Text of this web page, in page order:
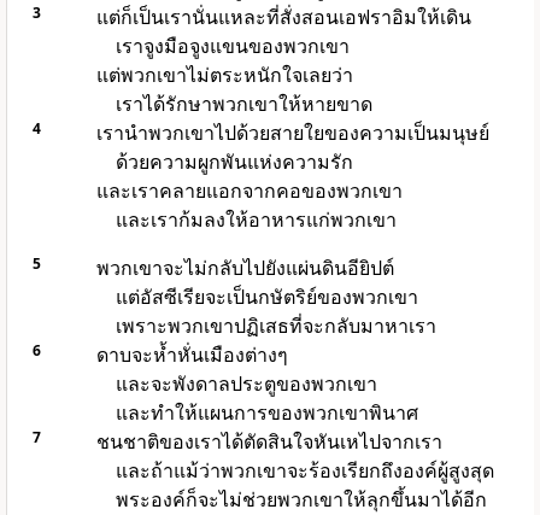
3
แต่ก็เป็นเรานั่นแหละที่สั่งสอนเอฟราอิมให้เดิน
เราจูงมือจูงแขนของพวกเขา
แต่พวกเขาไม่ตระหนักใจเลยว่า
เราได้รักษาพวกเขาให้หายขาด
4
เรานำพวกเขาไปด้วยสายใยของความเป็นมนุษย์
ด้วยความผูกพันแห่งความรัก
และเราคลายแอกจากคอของพวกเขา
และเราก้มลงให้อาหารแก่พวกเขา
5
พวกเขาจะไม่กลับไปยังแผ่นดินอียิปต์
แต่อัสซีเรียจะเป็นกษัตริย์ของพวกเขา
เพราะพวกเขาปฏิเสธที่จะกลับมาหาเรา
6
ดาบจะห้ำหั่นเมืองต่างๆ
และจะพังดาลประตูของพวกเขา
และทำให้แผนการของพวกเขาพินาศ
7
ชนชาติของเราได้ตัดสินใจหันเหไปจากเรา
และถ้าแม้ว่าพวกเขาจะร้องเรียกถึงองค์ผู้สูงสุด
พระองค์ก็จะไม่ช่วยพวกเขาให้ลุกขึ้นมาได้อีก